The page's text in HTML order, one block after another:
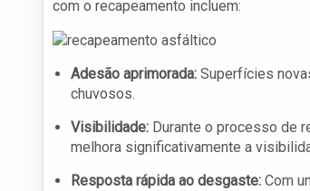
com o recapeamento incluem:
Adesão aprimorada: Superfícies
chuvosos.
Visibilidade: Durante o processo de
melhora significativamente a
Resposta rápida ao desgaste: Com